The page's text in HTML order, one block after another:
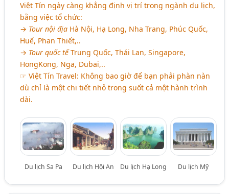
Việt Tín ngày càng khẳng định vị trí trong ngành du lịch,
bằng việc tổ chức:
→ Tour nội địa Hà Nội, Hạ Long, Nha Trang, Phúc Quốc,
Huế, Phan Thiết,..
→ Tour quốc tếTrung Quốc, Thái Lan, Singapore,
HongKong, Nga, Dubai,..
☞ Việt Tín Travel: Không bao giờ để bạn phải phàn nàn
dù chỉ là một chi tiết nhỏ trong suốt cả một hành trình
dài.
Du lịch Sa Pa Du lịch Hội An Du lịch Hạ Long Du lịch Mỹ